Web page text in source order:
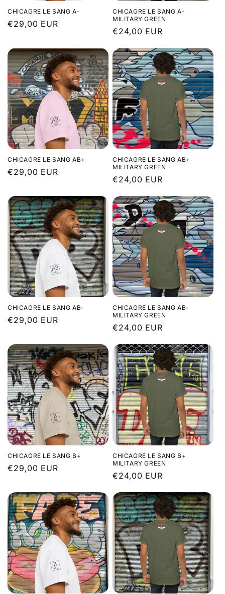
CHICAGRE LE SANG A-
Prix
€29,00 EUR
CHICAGRE LE SANG A-
MILITARY GREEN
Prix
€24,00 EUR
CHICAGRE LE SANG AB+
Prix
€29,00 EUR
CHICAGRE LE SANG AB+
MILITARY GREEN
Prix
€24,00 EUR
CHICAGRE LE SANG AB-
Prix
€29,00 EUR
CHICAGRE LE SANG AB-
MILITARY GREEN
Prix
€24,00 EUR
CHICAGRE LE SANG B+
Prix
€29,00 EUR
CHICAGRE LE SANG B+
MILITARY GREEN
Prix
€24,00 EUR